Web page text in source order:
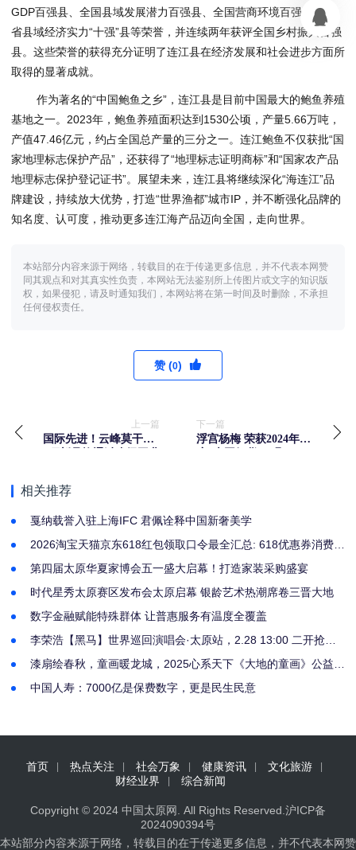
GDP百强县、全国县域发展潜力百强县、全国营商环境百强县、全
省县域经济实力“十强”县等荣誉，并连续两年获评全国乡村振兴百强
县。这些荣誉的获得充分证明了连江县在经济发展和社会进步方面所
取得的显著成就。
作为著名的“中国鲍鱼之乡”，连江县是目前中国最大的鲍鱼养殖
基地之一。2023年，鲍鱼养殖面积达到1530公顷，产量5.66万吨，
产值47.46亿元，约占全国总产量的三分之一。连江鲍鱼不仅获批“国
家地理标志保护产品”，还获得了“地理标志证明商标”和“国家农产品
地理标志保护登记证书”。展望未来，连江县将继续深化“海连江”品
牌建设，持续放大优势，打造“世界渔都”城市IP，并不断强化品牌的
知名度、认可度，推动更多连江海产品迈向全国，走向世界。
本站部分内容来源于网络，转载目的在于传递更多信息，并不代表本网赞
同其观点和对其真实性负责，本网站无法鉴别所上传图片或文字的知识版
权，如果侵犯，请及时通知我们，本网站将在第一时间及时删除，不承担
任何侵权责任。
赞 (0)
上一篇
国际先进！云峰莫干山2
下一篇
浮宫杨梅 荣获2024年
相关推荐
戛纳载誉入驻上海IFC 君佩诠释中国新奢美学
2026淘宝天猫京东618红包领取口令最全汇总: 618优惠券消费券
第四届太原华夏家博会五一盛大启幕！打造家装采购盛宴
时代星秀太原赛区发布会太原启幕 银龄艺术热潮席卷三晋大地
数字金融赋能特殊群体 让普惠服务有温度全覆盖
李荣浩【黑马】世界巡回演唱会·太原站，2.28 13:00 二开抢
漆扇绘春秋，童画暖龙城，2025心系天下《大地的童画》公益展
中国人寿：7000亿是保费数字，更是民生民意
首页 热点关注 社会万象 健康资讯
文化旅游
财经业界
综合新闻
Copyright © 2024 中国太原网. All Rights Reserved.沪ICP备
2024090394号
本站部分内容来源于网络，转载目的在于传递更多信息，并不代表本网赞